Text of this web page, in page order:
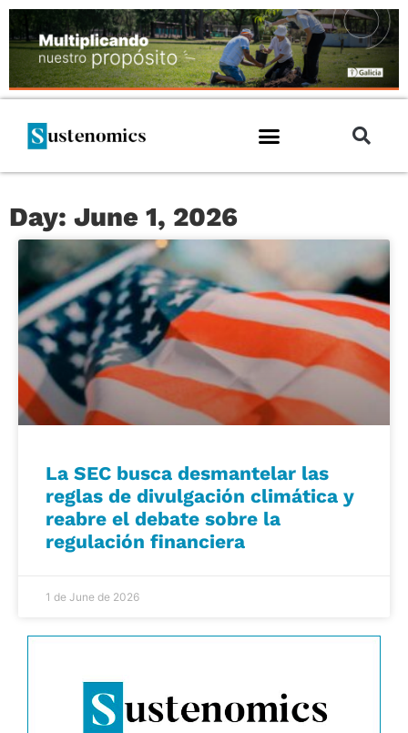
Day: June 1, 2026
La SEC busca desmantelar las
reglas de divulgación climática y
reabre el debate sobre la
regulación financiera
1 de June de 2026